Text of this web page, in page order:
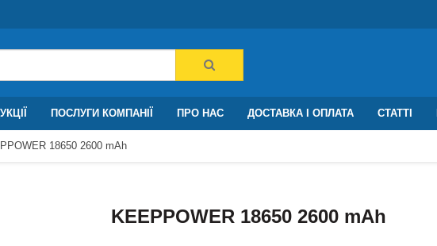
ПОСЛУГИ КОМПАНІЇ ПРО НАС ДОСТАВКА І ОПЛАТА СТАТТІ
18650 2600 mAh
KEEPPOWER 18650 2600 mAh